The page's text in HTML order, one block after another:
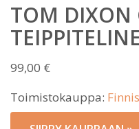
TOM DIXON
TEIPPITELINE
99,00 €
Toimistokauppa: